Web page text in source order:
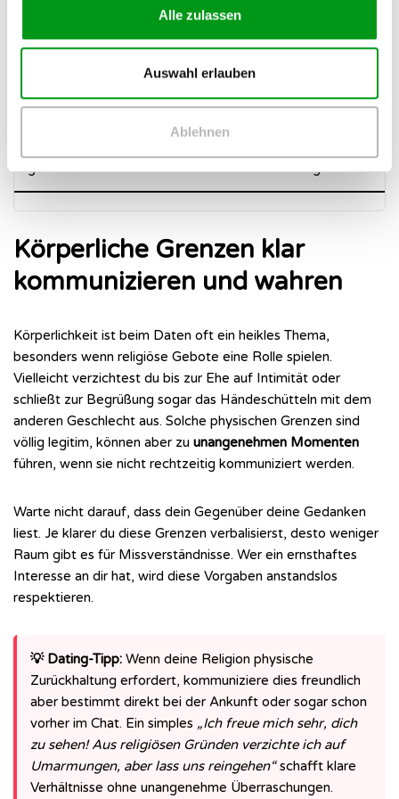
Alle zulassen
Auswahl erlauben
Ablehnen
✓ So formulierst du es besser (Sicher
& Offen)
(Verhör-Stil)
„Welche Rolle spielt Religion in deinem
Alltag?“
gemeinsamen Werten vor?“
genau
Körperliche Grenzen klar
kommunizieren und wahren
Körperlichkeit ist beim Daten oft ein heikles Thema,
besonders wenn religiöse Gebote eine Rolle spielen.
Vielleicht verzichtest du bis zur Ehe auf Intimität oder
schließt zur Begrüßung sogar das Händeschütteln mit dem
anderen Geschlecht aus. Solche physischen Grenzen sind
völlig legitim, können aber zu unangenehmen Momenten
führen, wenn sie nicht rechtzeitig kommuniziert werden.
Warte nicht darauf, dass dein Gegenüber deine Gedanken
liest. Je klarer du diese Grenzen verbalisierst, desto weniger
Raum gibt es für Missverständnisse. Wer ein ernsthaftes
Interesse an dir hat, wird diese Vorgaben anstandslos
respektieren.
💡 Dating-Tipp: Wenn deine Religion physische
Zurückhaltung erfordert, kommuniziere dies freundlich
aber bestimmt direkt bei der Ankunft oder sogar schon
vorher im Chat. Ein simples „Ich freue mich sehr, dich
zu sehen! Aus religiösen Gründen verzichte ich auf
Umarmungen, aber lass uns reingehen“schafft klare
Verhältnisse ohne unangenehme Überraschungen.